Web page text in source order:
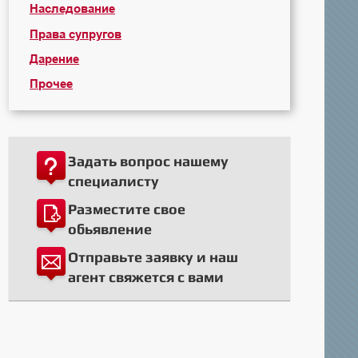
Наследование
Права супругов
Дарение
Прочее
Задать вопрос нашему
специалисту
Разместите свое
обьявление
Отправьте заявку и наш
агент свяжется с вами